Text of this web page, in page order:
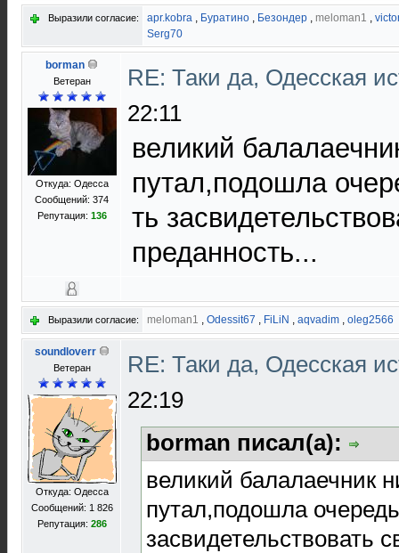
Выразили согласие: apr.kobra , Буратино , Безондер , meloman1 ,
Serg70
borman
Ветеран
Откуда: Одесса
Сообщений: 374
Репутация: 136
RE: Таки да, Одесская
22:11
великий
путал,подошла
ть
преданность...
Выразили согласие: meloman1 , Odessit67 , FiLiN , aqvadim , oleg2566
soundloverr
Ветеран
Откуда: Одесса
Сообщений: 1 826
Репутация: 286
RE: Таки да, Одесская
22:19
borman писал(а):
великий балалаечник
путал,подошла
засвидетельствовать